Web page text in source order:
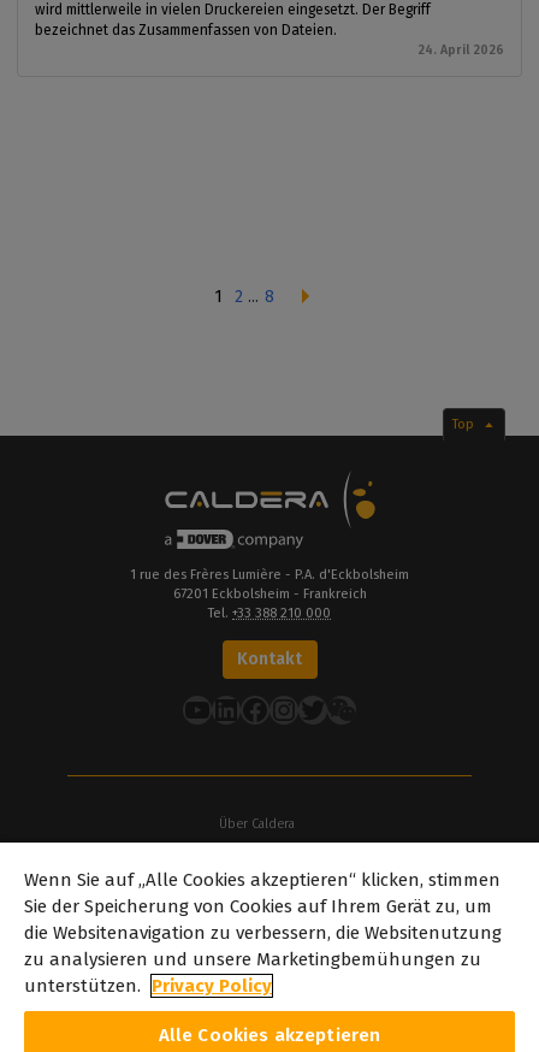
wird mittlerweile in vielen Druckereien eingesetzt. Der Begriff
bezeichnet das Zusammenfassen von Dateien.
24. April 2026
1 2 ... 8
Top
1 rue des Frères Lumière - P.A. d'Eckbolsheim
67201 Eckbolsheim - Frankreich
Tel. +33 388 210 000
Kontakt
YouTube
LinkedIn
Facebook
Instagram
Twitter
Über Caldera
Über Dover
Karriere
Partner
caldera.com © 2026 – Alle Rechte vorbehalten. Alle auf dieser
Website genannten Marken, Logos und Markennamen sind Eigentum
ihrer jeweiligen Inhaber. Alle hier gezeigten Bilder und Fotos
unterliegen dem Urheberrecht ihrer jeweiligen Inhaber. Caldera das
Wenn Sie auf „Alle Cookies akzeptieren“ klicken, stimmen
Sie der Speicherung von Cookies auf Ihrem Gerät zu, um
die Websitenavigation zu verbessern, die Websitenutzung
zu analysieren und unsere Marketingbemühungen zu
unterstützen.
Privacy Policy
Alle Cookies akzeptieren